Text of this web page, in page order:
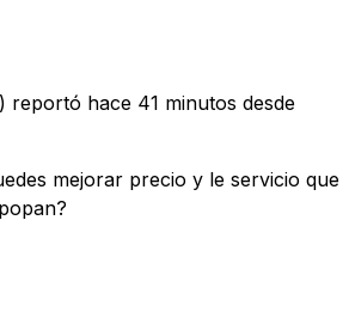
reportó hace 41 minutos desde
mejorar precio y le servicio que